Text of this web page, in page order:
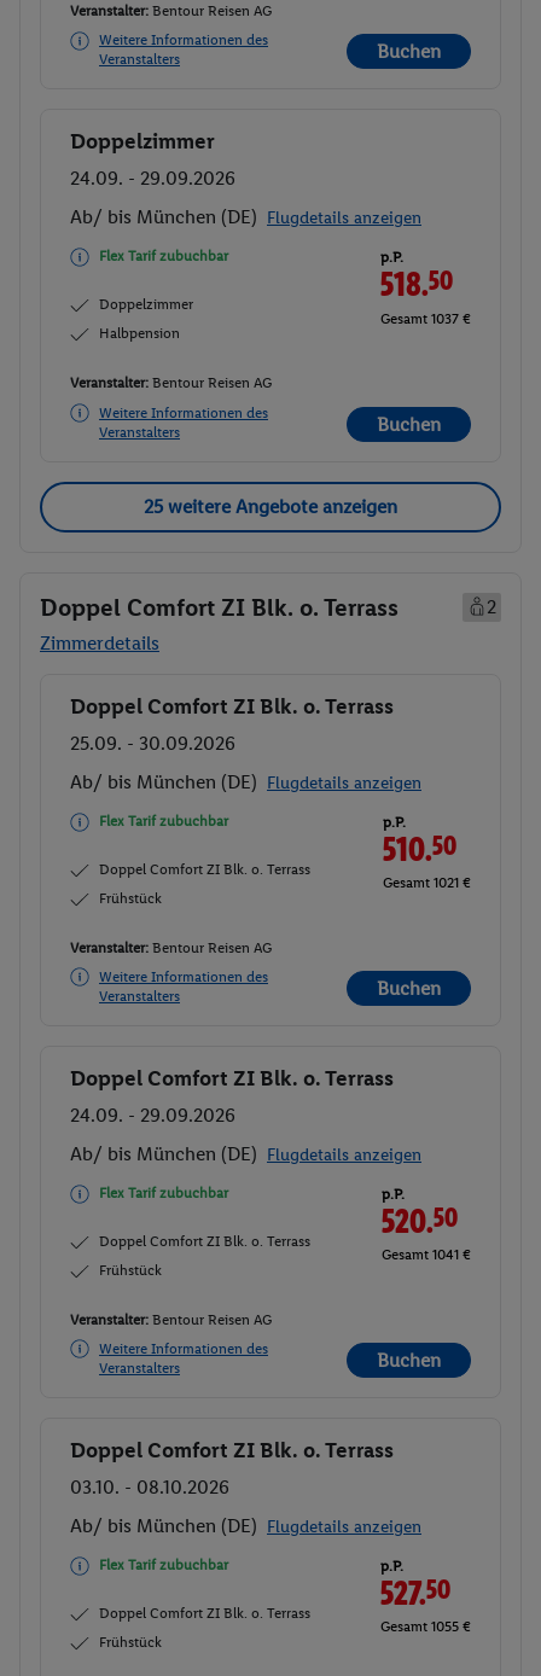
Veranstalter: Bentour Reisen AG
Weitere Informationen des
Veranstalters
Buchen
Buchen
Doppelzimmer
24.09. - 29.09.2026
Ab/ bis München (DE) Flugdetails anzeigen
Flex Tarif zubuchbar
Doppelzimmer
Halbpension
p.P.
518.50
Gesamt 1037 €
Veranstalter: Bentour Reisen AG
Weitere Informationen des
Veranstalters
Buchen
25 weitere Angebote anzeigen
Doppel Comfort ZI Blk. o. Terrass
2
Zimmerdetails
Buchen
Doppel Comfort ZI Blk. o. Terrass
25.09. - 30.09.2026
Ab/ bis München (DE) Flugdetails anzeigen
Flex Tarif zubuchbar
Doppel Comfort ZI Blk. o. Terrass
Frühstück
p.P.
510.50
Gesamt 1021 €
Veranstalter: Bentour Reisen AG
Weitere Informationen des
Veranstalters
Buchen
Buchen
Doppel Comfort ZI Blk. o. Terrass
24.09. - 29.09.2026
Ab/ bis München (DE) Flugdetails anzeigen
Flex Tarif zubuchbar
Doppel Comfort ZI Blk. o. Terrass
Frühstück
p.P.
520.50
Gesamt 1041 €
Veranstalter: Bentour Reisen AG
Weitere Informationen des
Veranstalters
Buchen
Buchen
Doppel Comfort ZI Blk. o. Terrass
03.10. - 08.10.2026
Ab/ bis München (DE) Flugdetails anzeigen
Flex Tarif zubuchbar
Doppel Comfort ZI Blk. o. Terrass
Frühstück
p.P.
527.50
Gesamt 1055 €